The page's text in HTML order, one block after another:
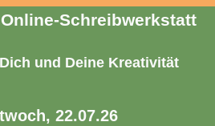
Online-Schreibwerkstatt
und Deine Kreativität
22.07.26